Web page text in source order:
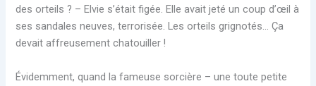
des orteils ? – Elvie s’était figée. Elle avait jeté un coup d’œil à
ses sandales neuves, terrorisée. Les orteils grignotés… Ça
devait affreusement chatouiller !
Évidemment, quand la fameuse sorcière – une toute petite